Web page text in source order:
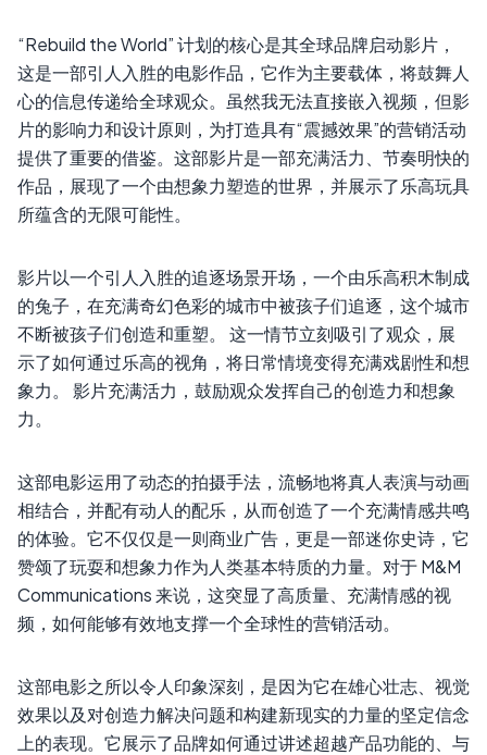
“Rebuild the World” 计划的核心是其全球品牌启动影片，
这是一部引人入胜的电影作品，它作为主要载体，将鼓舞人
心的信息传递给全球观众。虽然我无法直接嵌入视频，但影
片的影响力和设计原则，为打造具有“震撼效果”的营销活动
提供了重要的借鉴。这部影片是一部充满活力、节奏明快的
作品，展现了一个由想象力塑造的世界，并展示了乐高玩具
所蕴含的无限可能性。
影片以一个引人入胜的追逐场景开场，一个由乐高积木制成
的兔子，在充满奇幻色彩的城市中被孩子们追逐，这个城市
不断被孩子们创造和重塑。 这一情节立刻吸引了观众，展
示了如何通过乐高的视角，将日常情境变得充满戏剧性和想
象力。 影片充满活力，鼓励观众发挥自己的创造力和想象
力。
这部电影运用了动态的拍摄手法，流畅地将真人表演与动画
相结合，并配有动人的配乐，从而创造了一个充满情感共鸣
的体验。它不仅仅是一则商业广告，更是一部迷你史诗，它
赞颂了玩耍和想象力作为人类基本特质的力量。对于 M&M
Communications 来说，这突显了高质量、充满情感的视
频，如何能够有效地支撑一个全球性的营销活动。
这部电影之所以令人印象深刻，是因为它在雄心壮志、视觉
效果以及对创造力解决问题和构建新现实的力量的坚定信念
上的表现。它展示了品牌如何通过讲述超越产品功能的、与